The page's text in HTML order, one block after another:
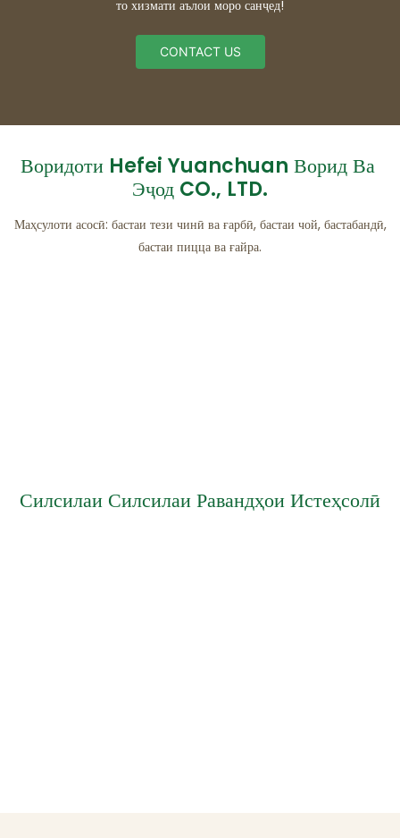
то хизмати аълои моро санҷед!
CONTACT US
Воридоти Hefei Yuanchuan Ворид Ва
Эҷод CO., LTD.
Маҳсулоти асосӣ: бастаи тези чинӣ ва ғарбӣ, бастаи чой, бастабандӣ,
бастаи пицца ва ғайра.
Силсилаи Силсилаи Равандҳои Истеҳсолӣ